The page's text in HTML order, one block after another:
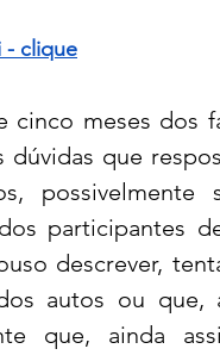
Bruxo Eventos
BisbiVer
- clique
cinco meses
dúvidas que
participantes
descrever,
autos ou
que, ainda